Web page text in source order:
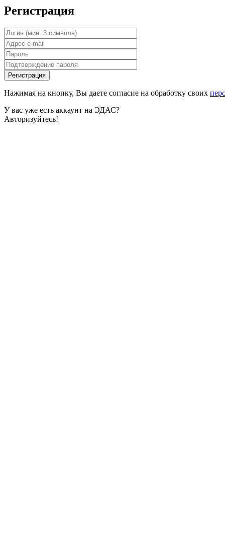
Регистрация
Нажимая на кнопку, Вы даете согласие на обработку своих
У вас уже есть аккаунт на ЭДАС?
Авторизуйтесь!